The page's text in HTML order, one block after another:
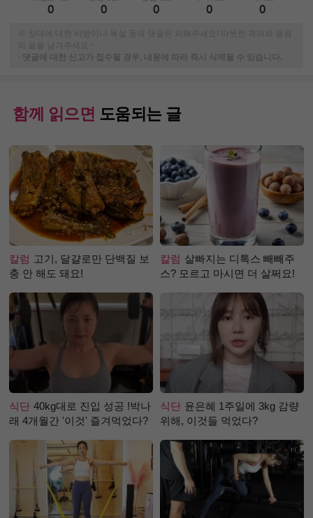
0 0 0 0 0
※ 상대에 대한 비방이나 욕설 등의 댓글은 피해주세요! 따뜻한 격려와 응원
의 글을 남겨주세요~
-
댓글에 대한 신고가 접수될 경우, 내용에 따라 즉시 삭제될 수 있습니다.
함께 읽으면 도움되는 글
칼럼 고기, 달걀로만 단백질 보
충 안 해도 돼요!
칼럼 살빠지는 디톡스 빼빼주
스? 모르고 마시면 더 살쩌요!
식단 40kg대로 진입 성공 !박나
래 4개월간 '이것' 즐겨먹었다?
식단 윤은혜 1주일에 3kg 감량
위해, 이것들 먹었다?